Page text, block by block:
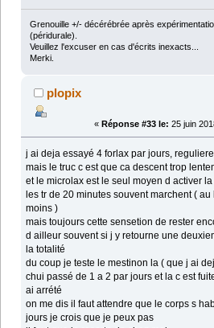
Grenouille +/- décérébrée après
(péridurale).
Veuillez l'excuser en cas d'écrits inexacts...
Merki.
plopix
« Réponse #33 le: 25 juin
j ai deja essayé 4 forlax par jours,
mais le truc c est que ca descent trop
et le microlax est le seul moyen d activer
les tr de 20 minutes souvent marchent (
moins )
mais toujours cette sensetion de rester
d ailleur souvent si j y retourne une
la totalité
du coup je teste le mestinon la ( que j ai
chui passé de 1 a 2 par jours et la c est
ai arrété
on me dis il faut attendre que le corps s
jours je crois que je peux pas